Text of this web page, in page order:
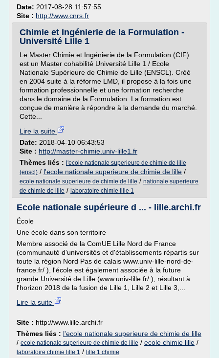
Date: 2017-08-28 11:57:55
Site : http://www.cnrs.fr
Chimie et Ingénierie de la Formulation -
Université Lille 1
Le Master Chimie et Ingénierie de la Formulation (CIF)
est un Master cohabilité Université Lille 1 / Ecole
Nationale Supérieure de Chimie de Lille (ENSCL). Créé
en 2004 suite à la réforme LMD, il propose à la fois une
formation professionnelle et une formation recherche
dans le domaine de la Formulation. La formation est
conçue de manière à répondre à la demande du marché.
Cette...
Lire la suite
Date: 2018-04-10 06:43:53
Site : http://master-chimie.univ-lille1.fr
Thèmes liés : l'ecole nationale superieure de chimie de lille
(enscl) / l'ecole nationale superieure de chimie de lille /
ecole nationale superieure de chimie de lille / nationale superieure
de chimie de lille / laboratoire chimie lille 1
Ecole nationale supérieure d ... - lille.archi.fr
École
Une école dans son territoire
Membre associé de la ComUE Lille Nord de France
(communauté d'universités et d'établissements répartis sur
toute la région Nord Pas de calais www.univ-lille-nord-de-
france.fr/ ), l'école est également associée à la future
grande Université de Lille (www.univ-lille.fr/ ), résultant à
l'horizon 2018 de la fusion de Lille 1, Lille 2 et Lille 3,...
Lire la suite
Site : http://www.lille.archi.fr
Thèmes liés : l'ecole nationale superieure de chimie de lille
/ ecole nationale superieure de chimie de lille / ecole chimie lille /
laboratoire chimie lille 1 / lille 1 chimie